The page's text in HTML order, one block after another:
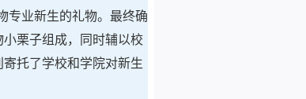
专业新生的礼物。最终确
栗子组成，同时辅以校
托了学校和学院对新生